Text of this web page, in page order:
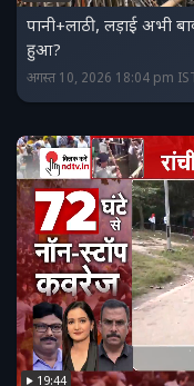
पानी+लाठी, लड़ाई अभी
हुआ?
अगस्त 10, 2026 18:04 pm
19:44